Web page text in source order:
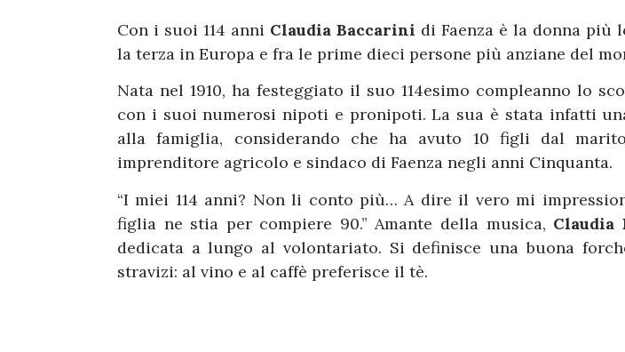
Con i suoi 114 anni Claudia Baccarini di Faenza è la donna più
la terza in Europa e fra le prime dieci persone più anziane del
Nata nel 1910, ha festeggiato il suo 114esimo compleanno lo
con i suoi numerosi nipoti e pronipoti. La sua è stata infatti
alla famiglia, considerando che ha avuto 10 figli dal
imprenditore agricolo e sindaco di Faenza negli anni Cinquanta.
“I miei 114 anni? Non li conto più… A dire il vero mi
figlia ne stia per compiere 90.” Amante della musica, Claudia
dedicata a lungo al volontariato. Si definisce una buona
stravizi: al vino e al caffè preferisce il tè.